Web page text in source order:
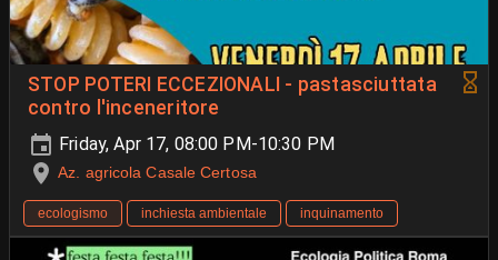
STOP POTERI ECCEZIONALI - pastasciuttata
contro l'inceneritore
Friday, Apr 17, 08:00 PM-10:30 PM
Az. agricola Casale Certosa
ecologismo inchiesta ambientale inquinamento